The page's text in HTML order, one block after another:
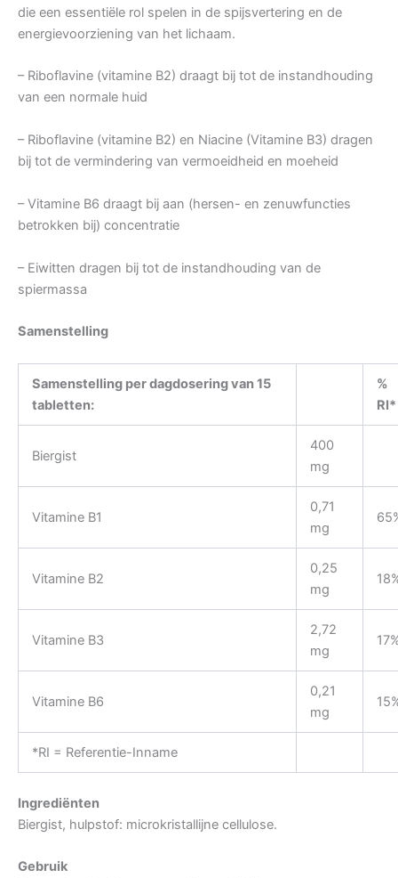
die een essentiële rol spelen in de spijsvertering en de
energievoorziening van het lichaam.
– Riboflavine (vitamine B2) draagt bij tot de instandhouding
van een normale huid
– Riboflavine (vitamine B2) en Niacine (Vitamine B3) dragen
bij tot de vermindering van vermoeidheid en moeheid
– Vitamine B6 draagt bij aan (hersen- en zenuwfuncties
betrokken bij) concentratie
– Eiwitten dragen bij tot de instandhouding van de
spiermassa
Samenstelling
Samenstelling per dagdosering van 15
tabletten:
%
RI*
Biergist
400
mg
Vitamine B1
0,71
mg
Vitamine B2
0,25
mg
Vitamine B3
2,72
mg
Vitamine B6
0,21
mg
*RI = Referentie-Inname
Ingrediënten
Biergist, hulpstof: microkristallijne cellulose.
Gebruik